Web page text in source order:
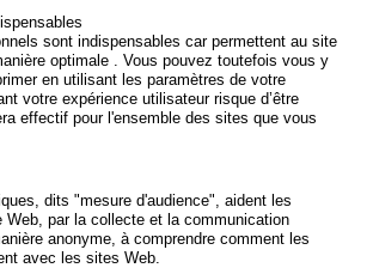
ROUTIÈRE
PERSONNELLES DES ACCIDENTS DE
ROUTIÈRE
sont indispensables car permettent au site
optimale . Vous pouvez toutefois vous y
en utilisant les paramètres de votre
votre expérience utilisateur risque d’être
effectif pour l'ensemble des sites que vous
dits "mesure d'audience", aident les
Web, par la collecte et la communication
anonyme, à comprendre comment les
avec les sites Web.